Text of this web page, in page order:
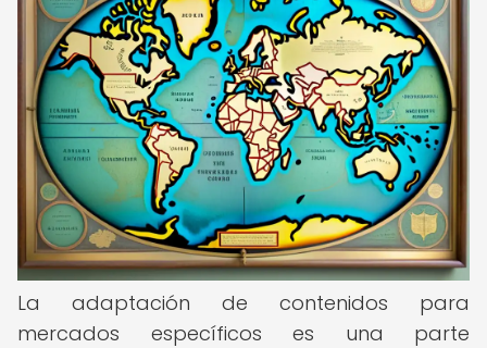
La adaptación de contenidos para
mercados específicos es una parte